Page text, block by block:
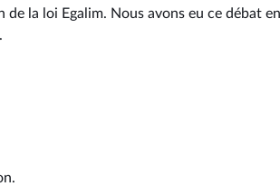
la loi Egalim. Nous avons eu ce débat